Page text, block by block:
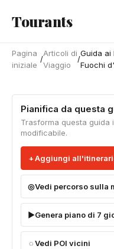
Tourants
Pagina
iniziale
/
Articoli di
Viaggio
/
Guida ai
Fuochi
Pianifica da questa
Trasforma questa guida
modificabile.
Aggiungi
Vedi percorso sulla
Genera piano di 7
Vedi POI vicini